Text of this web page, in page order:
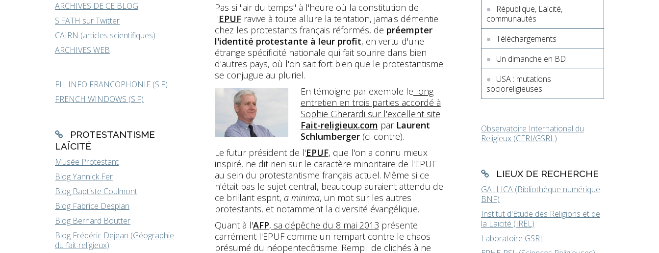
ARCHIVES DE CE BLOG
S.FATH sur Twitter
CAIRN (articles scientifiques)
ARCHIVES WEB
FIL INFO FRANCOPHONIE (S.F)
FRENCH WINDOWS (S.F)
PROTESTANTISME
LAÏCITÉ
Musée Protestant
Blog Yannick Fer
Blog Baptiste Coulmont
Blog Fabrice Desplan
Blog Bernard Boutter
Blog Frédéric Dejean (Géographie
du fait religieux)
Pas si "air du temps" à l'heure où la constitution de
l'EPUFravive à toute allure la tentation, jamais démentie
chez les protestants français réformés, de préempter
l'identité protestante à leur profit, en vertu d'une
étrange spécificité nationale qui fait sourire dans bien
d'autres pays, où l'on sait fort bien que le protestantisme
se conjugue au pluriel.
En témoigne par exemple le long
entretien en trois parties accordé à
Sophie Gherardi sur l'excellent site
Fait-religieux.com par Laurent
Schlumberger (ci-contre).
Le futur président de l'EPUF, que l'on a connu mieux
inspiré, ne dit rien sur le caractère minoritaire de l'EPUF
au sein du protestantisme français actuel. Même si ce
n'était pas le sujet central, beaucoup auraient attendu de
ce brillant esprit, a minima, un mot sur les autres
protestants, et notamment la diversité évangélique.
Quant à l'AFP, sa dépêche du 8 mai 2013 présente
carrément l'EPUF comme un rempart contre le chaos
présumé du néopentecôtisme. Rempli de clichés à ne
République, Laïcité,
communautés
Téléchargements
Un dimanche en BD
USA : mutations
socioreligieuses
Observatoire International du
Religieux (CERI/GSRL)
LIEUX DE RECHERCHE
GALLICA (Bibliothèque numérique
BNF)
Institut d'Etude des Religions et de
la Laïcité (IREL)
Laboratoire GSRL